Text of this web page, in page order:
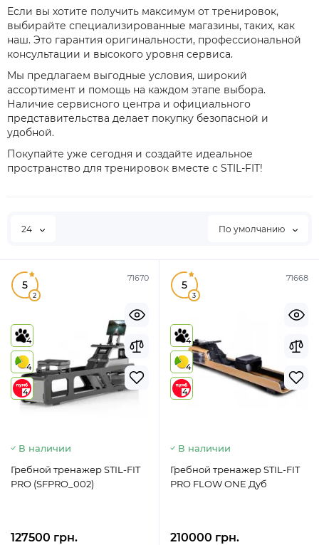
Если вы хотите получить максимум от тренировок,
выбирайте специализированные магазины, таких, как
наш. Это гарантия оригинальности, профессиональной
консультации и высокого уровня сервиса.
Мы предлагаем выгодные условия, широкий
ассортимент и помощь на каждом этапе выбора.
Наличие сервисного центра и официального
представительства делает покупку безопасной и
удобной.
Покупайте уже сегодня и создайте идеальное
пространство для тренировок вместе с STIL-FIT!
24 По умолчанию
71670
5
2
4
4
4
В наличии
Гребной тренажер STIL-FIT
PRO (SFPRO_002)
127500 грн.
71668
5
3
4
4
4
В наличии
Гребной тренажер STIL-FIT
PRO FLOW ONE Дуб
210000 грн.